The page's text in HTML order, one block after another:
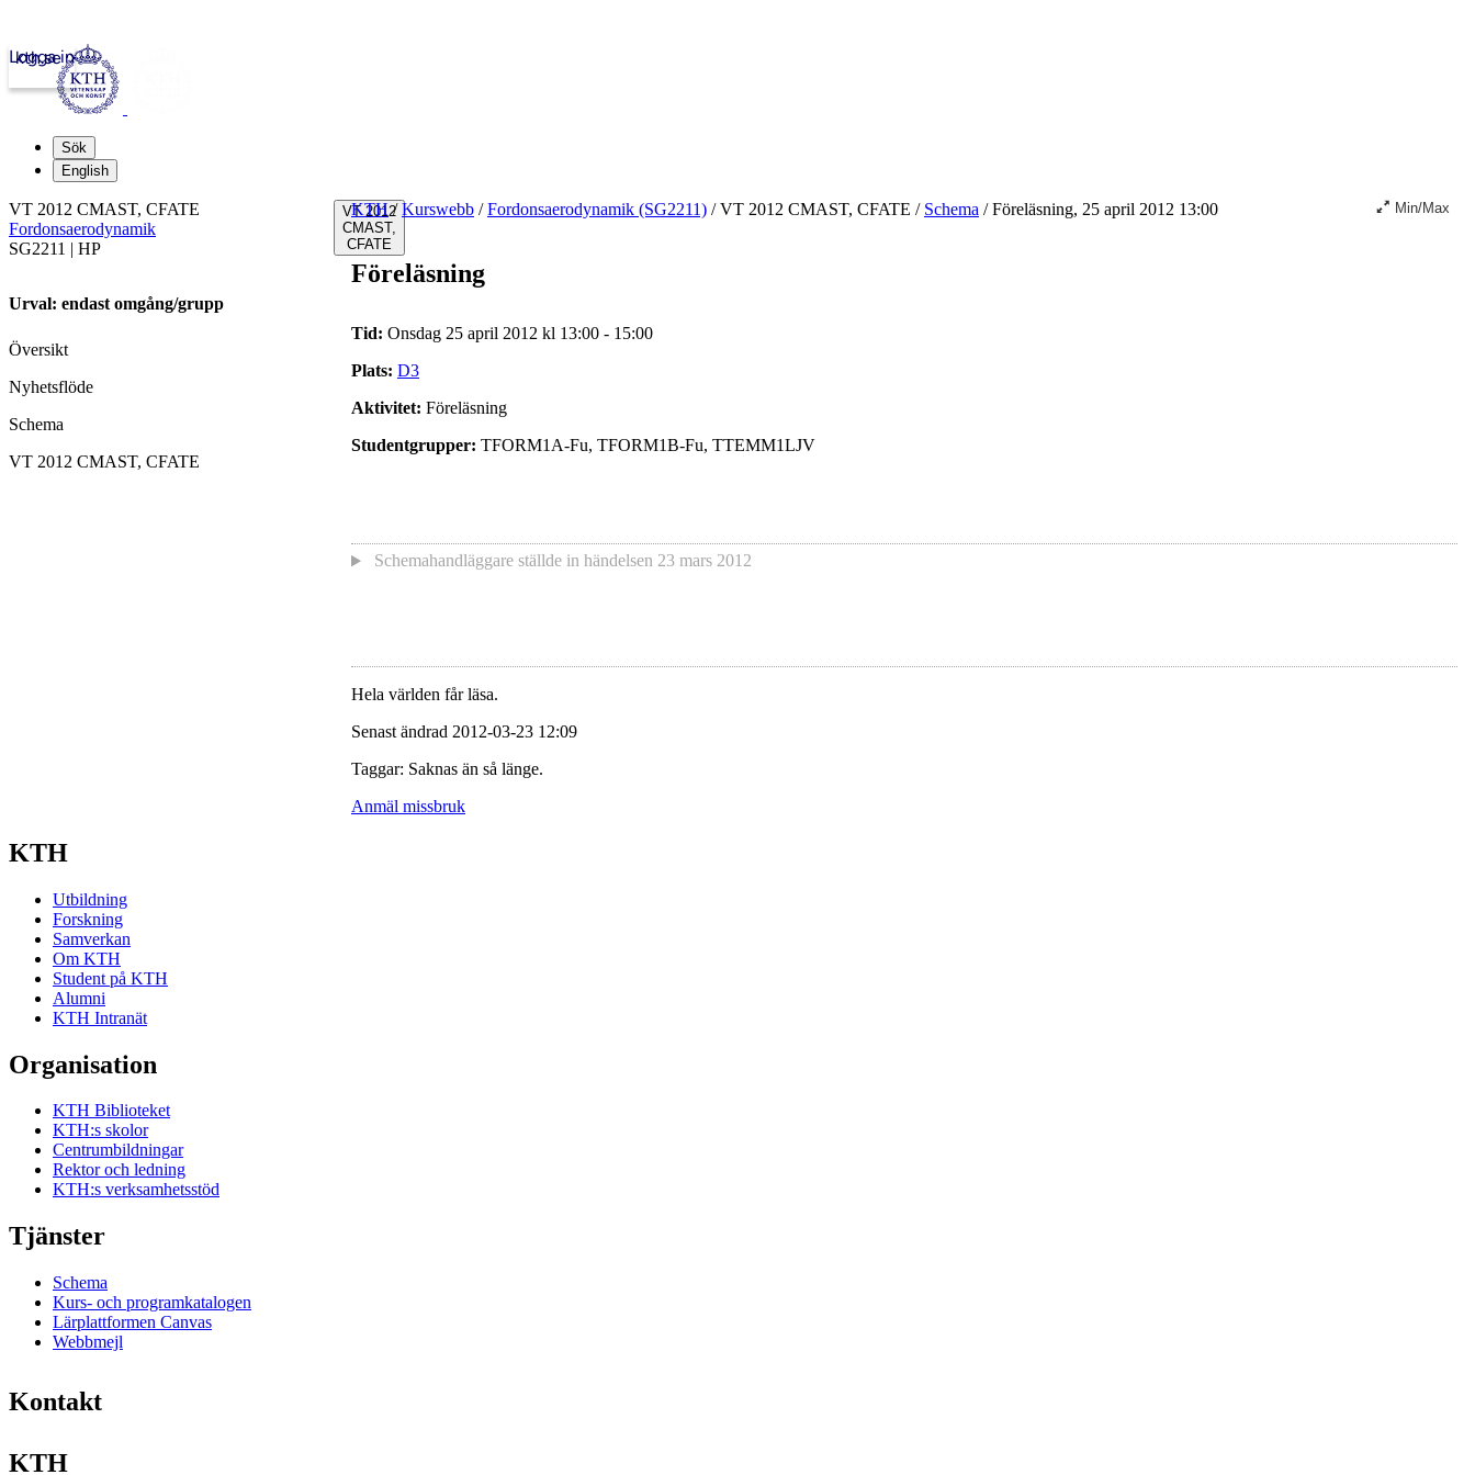
kth.se
Logga in
Sök
English
VT 2012
CMAST,
CFATE
KTH / Kurswebb / Fordonsaerodynamik (SG2211) /VT 2012 CMAST, CFATE / Schema /Föreläsning, 25 april 2012 13:00 Min/Max
Föreläsning
Tid: Onsdag 25 april 2012 kl 13:00 - 15:00
Plats: D3
Aktivitet: Föreläsning
Studentgrupper: TFORM1A-Fu, TFORM1B-Fu, TTEMM1LJV
Schemahandläggare ställde in händelsen 23 mars 2012
Hela världen får läsa.
Senast ändrad 2012-03-23 12:09
Taggar: Saknas än så länge.
Anmäl missbruk
VT 2012 CMAST, CFATE
Fordonsaerodynamik
SG2211 | HP
Urval: endast omgång/grupp
Översikt
Nyhetsflöde
Schema
VT 2012 CMAST, CFATE
KTH
Utbildning
Forskning
Samverkan
Om KTH
Student på KTH
Alumni
KTH Intranät
Organisation
KTH Biblioteket
KTH:s skolor
Centrumbildningar
Rektor och ledning
KTH:s verksamhetsstöd
Tjänster
Schema
Kurs- och programkatalogen
Lärplattformen Canvas
Webbmejl
Kontakt
KTH